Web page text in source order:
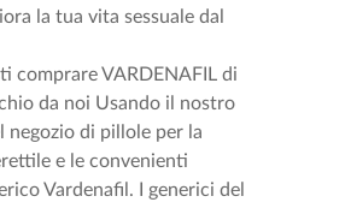
la tua vita sessuale dal
comprare VARDENAFIL di
da noi Usando il nostro
negozio di pillole per la
e le convenienti
Vardenafil. I generici del